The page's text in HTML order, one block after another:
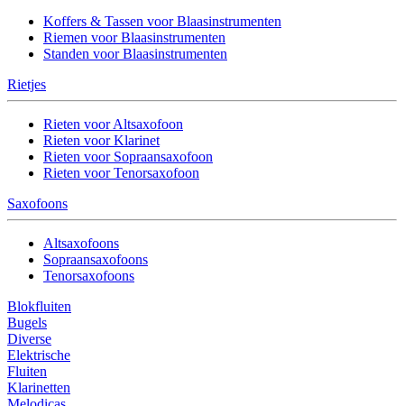
Koffers & Tassen voor Blaasinstrumenten
Riemen voor Blaasinstrumenten
Standen voor Blaasinstrumenten
Rietjes
Rieten voor Altsaxofoon
Rieten voor Klarinet
Rieten voor Sopraansaxofoon
Rieten voor Tenorsaxofoon
Saxofoons
Altsaxofoons
Sopraansaxofoons
Tenorsaxofoons
Blokfluiten
Bugels
Diverse
Elektrische
Fluiten
Klarinetten